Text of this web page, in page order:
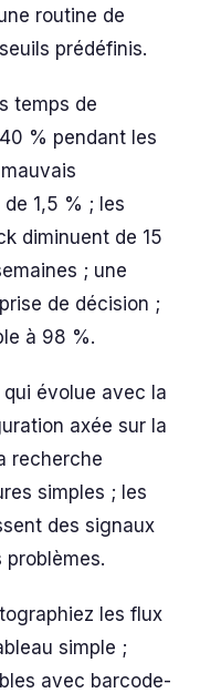
routine de
prédéfinis.
temps de
% pendant les
1,5 % ; les
diminuent de 15
; une
de décision ;
à 98 %.
évolue avec la
axée sur la
recherche
simples ; les
des signaux
les flux
simple ;
avec barcode-